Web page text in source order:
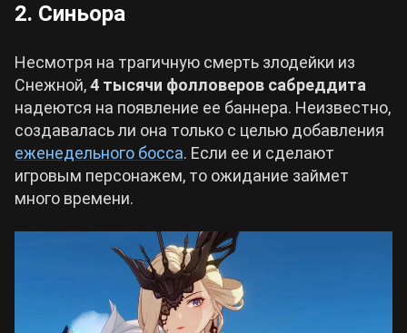
2. Синьора
Несмотря на трагичную смерть злодейки из
Снежной,4 тысячи фолловеров сабреддита
надеются на появление ее баннера. Неизвестно,
создавалась ли она только с целью добавления
еженедельного босса. Если ее и сделают
игровым персонажем, то ожидание займет
много времени.